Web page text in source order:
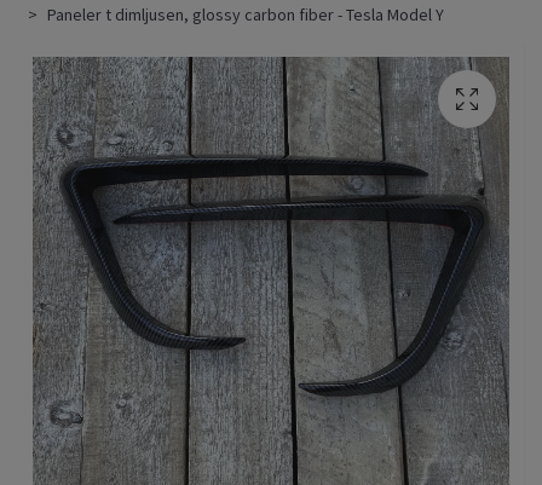
Paneler t dimljusen, glossy carbon fiber - Tesla Model Y